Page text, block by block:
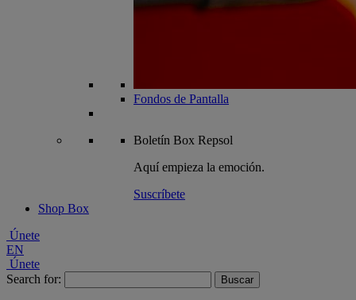
Fondos de Pantalla
Boletín Box Repsol
Aquí empieza la emoción.
Suscríbete
Shop Box
Únete
EN
Únete
Search for: